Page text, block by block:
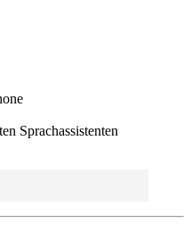
Sprachassistenten